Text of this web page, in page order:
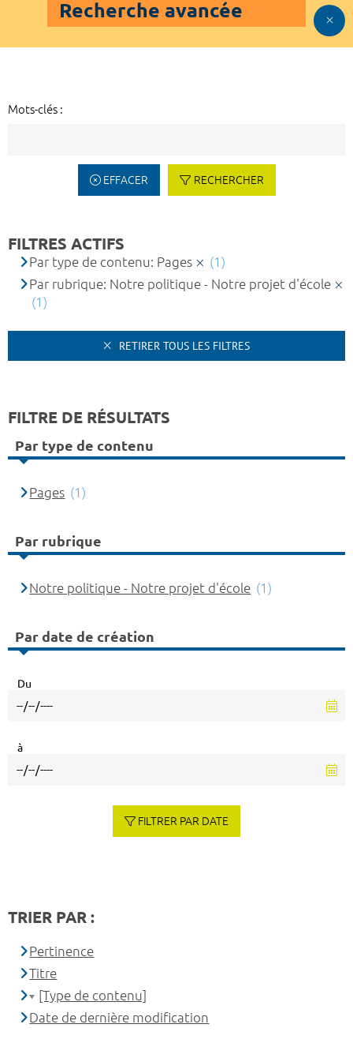
Recherche avancée
Mots-clés :
EFFACER RECHERCHER
FILTRES ACTIFS
Par type de contenu: Pages
(1)
Par rubrique: Notre politique - Notre projet d'école
(1)
RETIRER TOUS LES FILTRES
FILTRE DE RÉSULTATS
Par type de contenu
Pages (1)
Par rubrique
Notre politique - Notre projet d'école (1)
Par date de création
Du
à
FILTRER PAR DATE
TRIER PAR :
Pertinence
Titre
[Type de contenu]
Date de dernière modification